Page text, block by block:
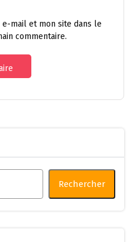
mail et mon site dans le
commentaire.
Rechercher